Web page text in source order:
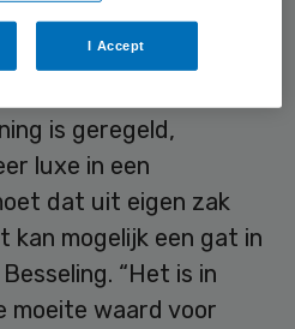
is geregeld,
luxe in een
dat uit eigen zak
kan mogelijk een gat in
“Het is in
moeite waard voor
I Accept